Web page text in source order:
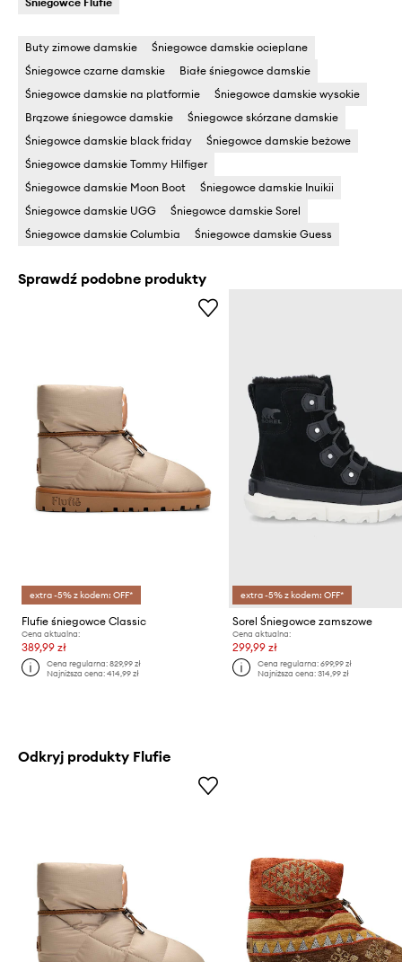
Buty zimowe damskie
Śniegowce damskie ocieplane
Śniegowce czarne damskie
Białe śniegowce damskie
Śniegowce damskie na platformie
Śniegowce damskie wysokie
Brązowe śniegowce damskie
Śniegowce skórzane damskie
Śniegowce damskie black friday
Śniegowce damskie beżowe
Śniegowce damskie Tommy Hilfiger
Śniegowce damskie Moon Boot
Śniegowce damskie Inuikii
Śniegowce damskie UGG
Śniegowce damskie Sorel
Śniegowce damskie Columbia
Śniegowce damskie Guess
Sprawdź podobne produkty
extra -5% z kodem: OFF*
Flufie śniegowce Classic
Cena aktualna:
389,99 zł
Cena regularna:829,99 zł
Najniższa cena:414,99 zł
extra -5% z kodem: OFF*
Sorel Śniegowce zamszowe
Cena aktualna:
299,99 zł
Cena regularna: 699,99 zł
Najniższa cena: 314,99 zł
Odkryj produkty Flufie